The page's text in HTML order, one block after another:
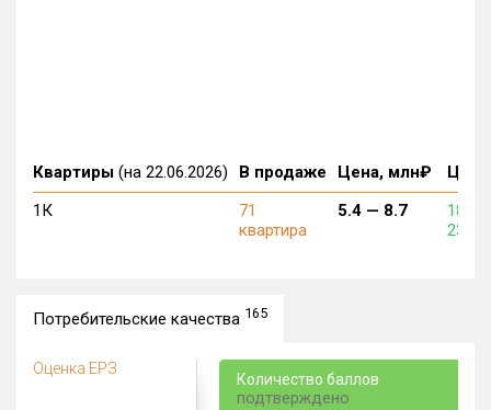
Квартиры (на 22.06.2026) В продаже Цена, млн₽
1К
71
квартира
5.4 — 8.7
181
237
Потребительские качества 165
Оценка ЕРЗ
Количество баллов
подтверждено